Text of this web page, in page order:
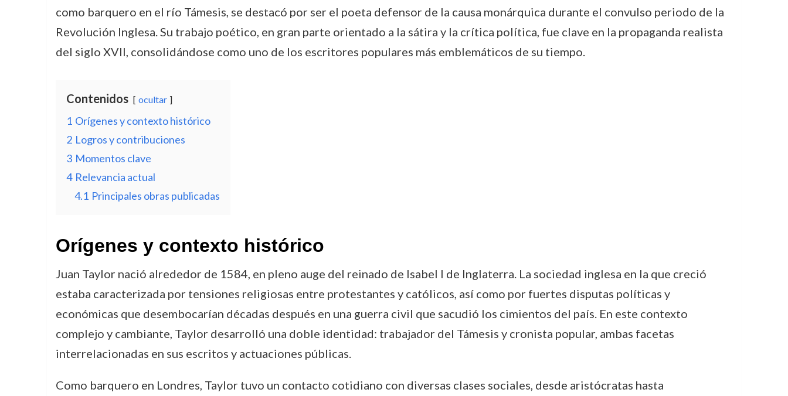
como barquero en el río Támesis, se destacó por ser el poeta defensor de la causa monárquica durante el convulso periodo de la
Revolución Inglesa. Su trabajo poético, en gran parte orientado a la sátira y la crítica política, fue clave en la propaganda realista
del siglo XVII, consolidándose como uno de los escritores populares más emblemáticos de su tiempo.
Contenidos ocultar
1 Orígenes y contexto histórico
2 Logros y contribuciones
3 Momentos clave
4 Relevancia actual
4.1 Principales obras publicadas
Orígenes y contexto histórico
Juan Taylor nació alrededor de 1584, en pleno auge del reinado de Isabel I de Inglaterra. La sociedad inglesa en la que creció
estaba caracterizada por tensiones religiosas entre protestantes y católicos, así como por fuertes disputas políticas y
económicas que desembocarían décadas después en una guerra civil que sacudió los cimientos del país. En este contexto
complejo y cambiante, Taylor desarrolló una doble identidad: trabajador del Támesis y cronista popular, ambas facetas
interrelacionadas en sus escritos y actuaciones públicas.
Como barquero en Londres, Taylor tuvo un contacto cotidiano con diversas clases sociales, desde aristócratas hasta